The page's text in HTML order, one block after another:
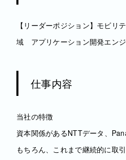
【リーダーポジション】モビリ
域 アプリケーション開発エンジ
仕事内容
当社の特徴
資本関係があるNTTデータ、
もちろん、これまで継続的に取